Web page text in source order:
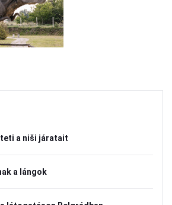
a niši járatait
a lángok